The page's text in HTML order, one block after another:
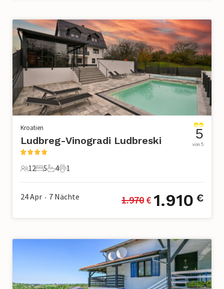
Kroatien
Ludbreg-Vinogradi Ludbreski
12 Gäste
12
5 Schlafzimmer
5
4 Badezimmer
4
1 Haustier
1
5
von 5
24 Apr • 7 Nächte 1.970 € 1.910 €